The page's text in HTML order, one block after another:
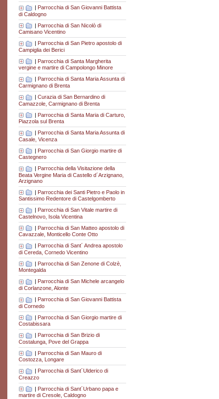
Parrocchia di San Giovanni Battista
di Caldogno
| Parrocchia di San Nicolò di
Camisano Vicentino
Parrocchia di San Pietro apostolo di
Campiglia dei Berici
| Parrocchia di Santa Margherita
vergine e martire di Campolongo Minore
Parrocchia di Santa Maria Assunta di
Carmignano di Brenta
| Curazia di San Bernardino di
Camazzole, Carmignano di Brenta
| Parrocchia di Santa Maria di Carturo,
Piazzola sul Brenta
| Parrocchia di Santa Maria Assunta di
Casale, Vicenza
| Parrocchia di San Giorgio martire di
Castegnero
| Parrocchia della Visitazione della
Beata Vergine Maria di Castello d´Arzignano,
Arzignano
| Parrocchia dei Santi Pietro e Paolo in
Santissimo Redentore di Castelgomberto
Parrocchia di San Vitale martire di
Castelnovo, Isola Vicentina
| Parrocchia di San Matteo apostolo di
Cavazzale, Monticello Conte Otto
Parrocchia di Sant´ Andrea apostolo
di Cereda, Cornedo Vicentino
| Parrocchia di San Zenone di Colzè,
Montegalda
Parrocchia di San Michele arcangelo
di Corlanzone, Alonte
| Parrocchia di San Giovanni Battista
di Cornedo
| Parrocchia di San Giorgio martire di
Costabissara
| Parrocchia di San Brizio di
Costalunga, Pove del Grappa
| Parrocchia di San Mauro di
Costozza, Longare
Parrocchia di Sant´Ulderico di
Creazzo
| Parrocchia di Sant´Urbano papa e
martire di Cresole, Caldogno